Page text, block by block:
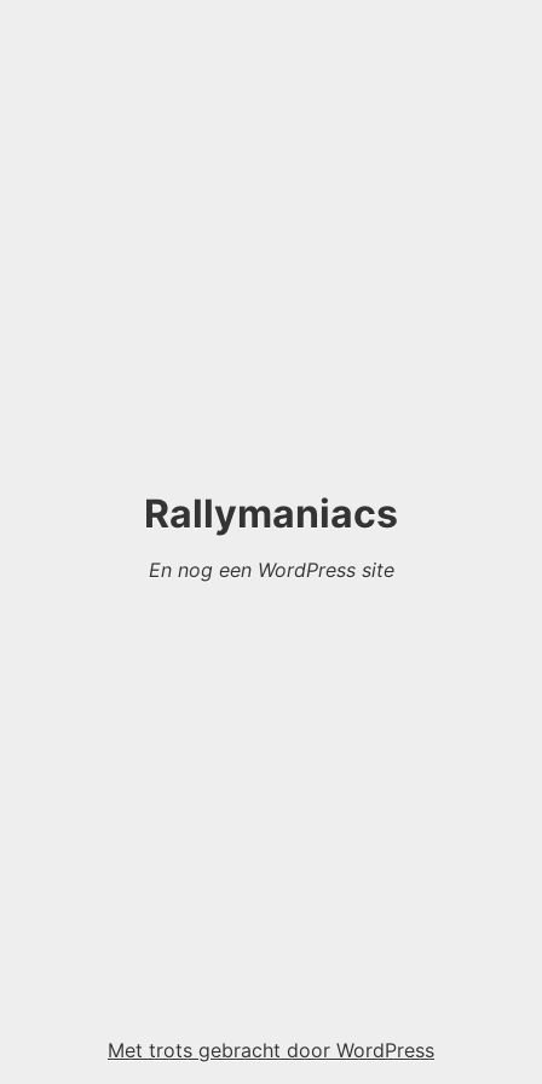
Rallymaniacs
En nog een WordPress site
Met trots gebracht door WordPress